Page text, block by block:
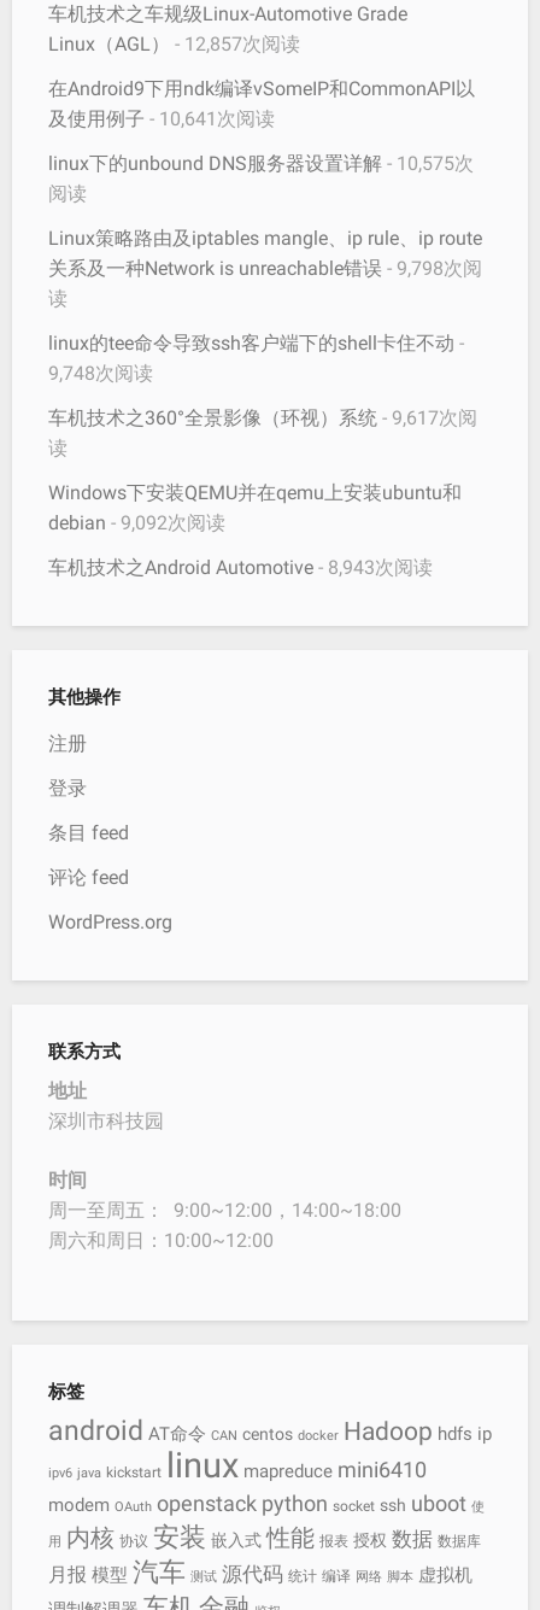
车机技术之车规级Linux-Automotive Grade
Linux（AGL）
- 12,857次阅读
在Android9下用ndk编译vSomeIP和CommonAPI以
及使用例子 - 10,641次阅读
linux下的unbound DNS服务器设置详解 - 10,575次
阅读
Linux策略路由及iptables mangle、ip rule、ip route
关系及一种Network is unreachable错误 - 9,798次阅
读
linux的tee命令导致ssh客户端下的shell卡住不动 -
9,748次阅读
车机技术之360°全景影像（环视）系统 - 9,617次阅
读
Windows下安装QEMU并在qemu上安装ubuntu和
debian - 9,092次阅读
车机技术之Android Automotive - 8,943次阅读
其他操作
注册
登录
条目 feed
评论 feed
WordPress.org
联系方式
地址
深圳市科技园
时间
周一至周五： 9:00~12:00，14:00~18:00
周六和周日：10:00~12:00
标签
android AT命令 CAN centos docker Hadoop hdfs ip
ipv6 java kickstart linux mapreduce mini6410
modem OAuth openstack python socket ssh uboot 使
用 内核 协议 安装 嵌入式 性能 报表 授权 数据 数据库
月报 模型 汽车 测试 源代码 统计 编译 网络 脚本 虚拟机